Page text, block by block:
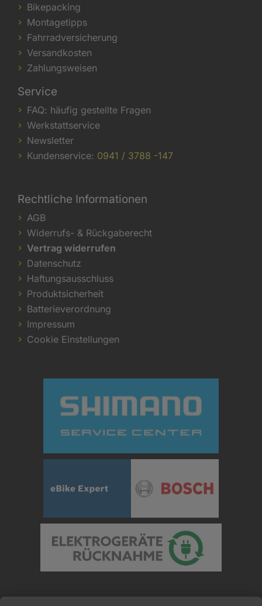
Bikepacking
Montagetipps
Fahrradversicherung
Versandkosten
Zahlungsweisen
Service
FAQ: häufig gestellte Fragen
Werkstattservice
Newsletter
Kundenservice: 0941 / 3788 -147
Rechtliche Informationen
AGB
Widerrufs- & Rückgaberecht
Vertrag widerrufen
Datenschutz
Haftungsausschluss
Produktsicherheit
Batterieverordnung
Impressum
Cookie Einstellungen